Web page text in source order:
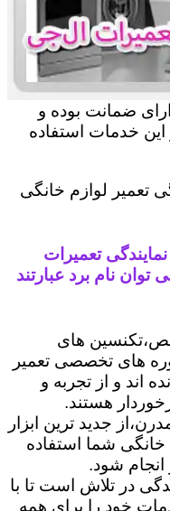
ضمانت بوده و
این خدمات استفاده
تعمیر لوازم خانگی
تعمیرات
نام برد عبارتند
های
های تخصصی تعمیر
اند و از تجربه و
هستند.
جدید ترین ابزار
خانگی شما استفاده
انجام شود.
در تلاش است تا با
خود را برای همه